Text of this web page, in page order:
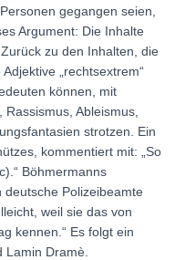
gegangen seien,
Argument: Die Inhalte
zu den Inhalten, die
„rechtsextrem“
können, mit
Ableismus,
strotzen. Ein
kommentiert mit: „So
Böhmermanns
deutsche Polizeibeamte
weil sie das von
kennen.“ Es folgt ein
Lamin Dramè.